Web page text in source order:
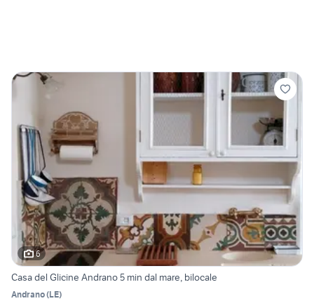
6
Casa del Glicine Andrano 5 min dal mare, bilocale
Andrano(LE)